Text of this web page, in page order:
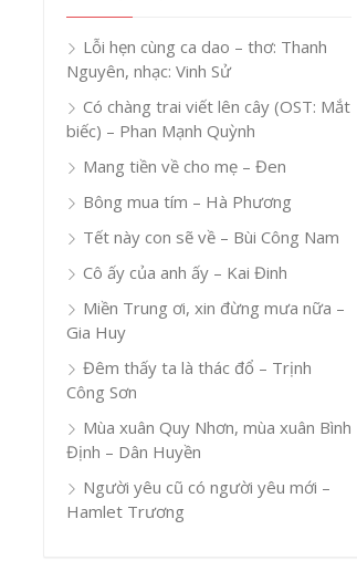
Lỗi hẹn cùng ca dao – thơ: Thanh
Nguyên, nhạc: Vinh Sử
Có chàng trai viết lên cây (OST: Mắt
biếc) – Phan Mạnh Quỳnh
Mang tiền về cho mẹ – Đen
Bông mua tím – Hà Phương
Tết này con sẽ về – Bùi Công Nam
Cô ấy của anh ấy – Kai Đinh
Miền Trung ơi, xin đừng mưa nữa –
Gia Huy
Đêm thấy ta là thác đổ – Trịnh
Công Sơn
Mùa xuân Quy Nhơn, mùa xuân Bình
Định – Dân Huyền
Người yêu cũ có người yêu mới –
Hamlet Trương